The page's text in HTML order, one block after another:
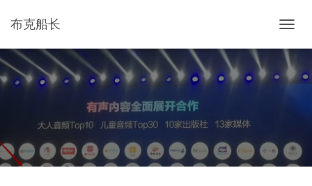
布克船长
换
导
航